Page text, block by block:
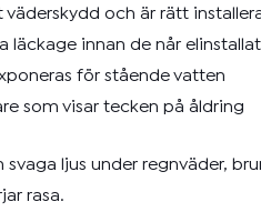
och är rätt
läckage innan de når
för stående vatten
som visar tecken på åldring
svaga ljus under regnväder,
rasa.